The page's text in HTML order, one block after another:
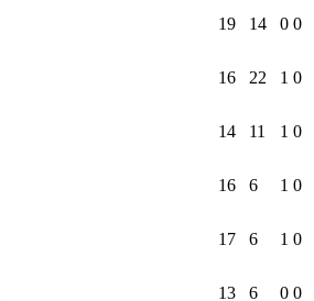
19 14 0 0
16 22 1 0
14 11 1 0
16 6 1 0
17 6 1 0
13 6 0 0